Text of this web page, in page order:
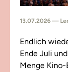
13.07.2026 —
Endlich
Ende Juli
Menge